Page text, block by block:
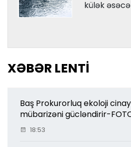
külək
XƏBƏR LENTI
Baş Prokurorluq ekoloji
mübarizəni gücləndirir-
18:53